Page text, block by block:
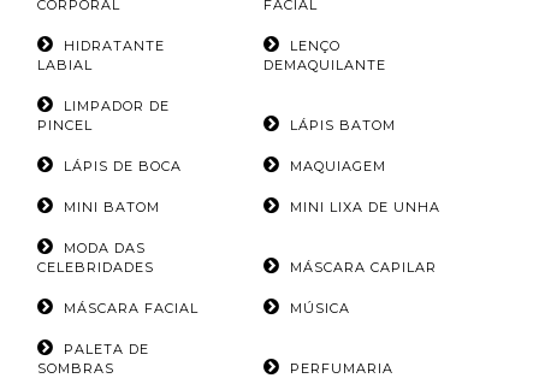
CORPORAL FACIAL
HIDRATANTE
LABIAL
LENÇO
DEMAQUILANTE
LIMPADOR DE
PINCEL
LÁPIS BATOM
LÁPIS DE BOCA MAQUIAGEM
MINI BATOM MINI LIXA DE UNHA
MODA DAS
CELEBRIDADES
MÁSCARA CAPILAR
MÁSCARA FACIAL MÚSICA
PALETA DE
SOMBRAS
PERFUMARIA